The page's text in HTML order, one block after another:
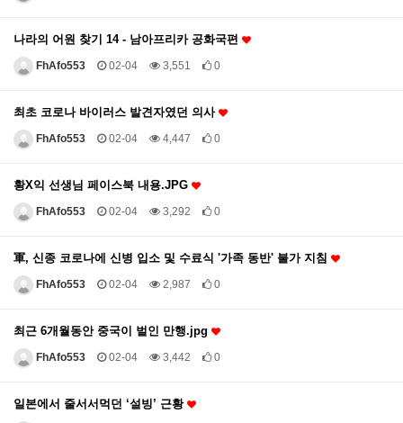
나라의 어원 찾기 14 - 남아프리카 공화국편
FhAfo553 02-04 3,551 0
최초 코로나 바이러스 발견자였던 의사
FhAfo553 02-04 4,447 0
황X익 선생님 페이스북 내용.JPG
FhAfo553 02-04 3,292 0
軍, 신종 코로나에 신병 입소 및 수료식 '가족 동반' 불가 지침
FhAfo553 02-04 2,987 0
최근 6개월동안 중국이 벌인 만행.jpg
FhAfo553 02-04 3,442 0
일본에서 줄서서먹던 ‘설빙’ 근황